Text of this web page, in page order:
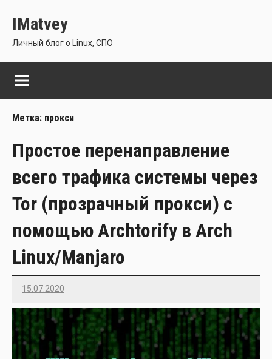
содержимому
IMatvey
Личный блог о Linux, СПО
Метка: прокси
Простое перенаправление
всего трафика системы через
Tor (прозрачный прокси) с
помощью Archtorify в Arch
Linux/Manjaro
15.07.2020
Imatvey